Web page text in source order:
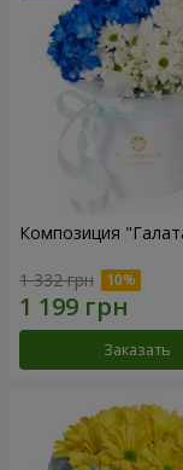
Композиция
1 332 грн
Заказать